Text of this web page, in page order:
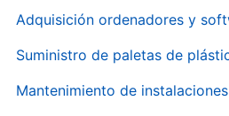
Adquisición ordenadores y
Suministro de paletas de
Mantenimiento de